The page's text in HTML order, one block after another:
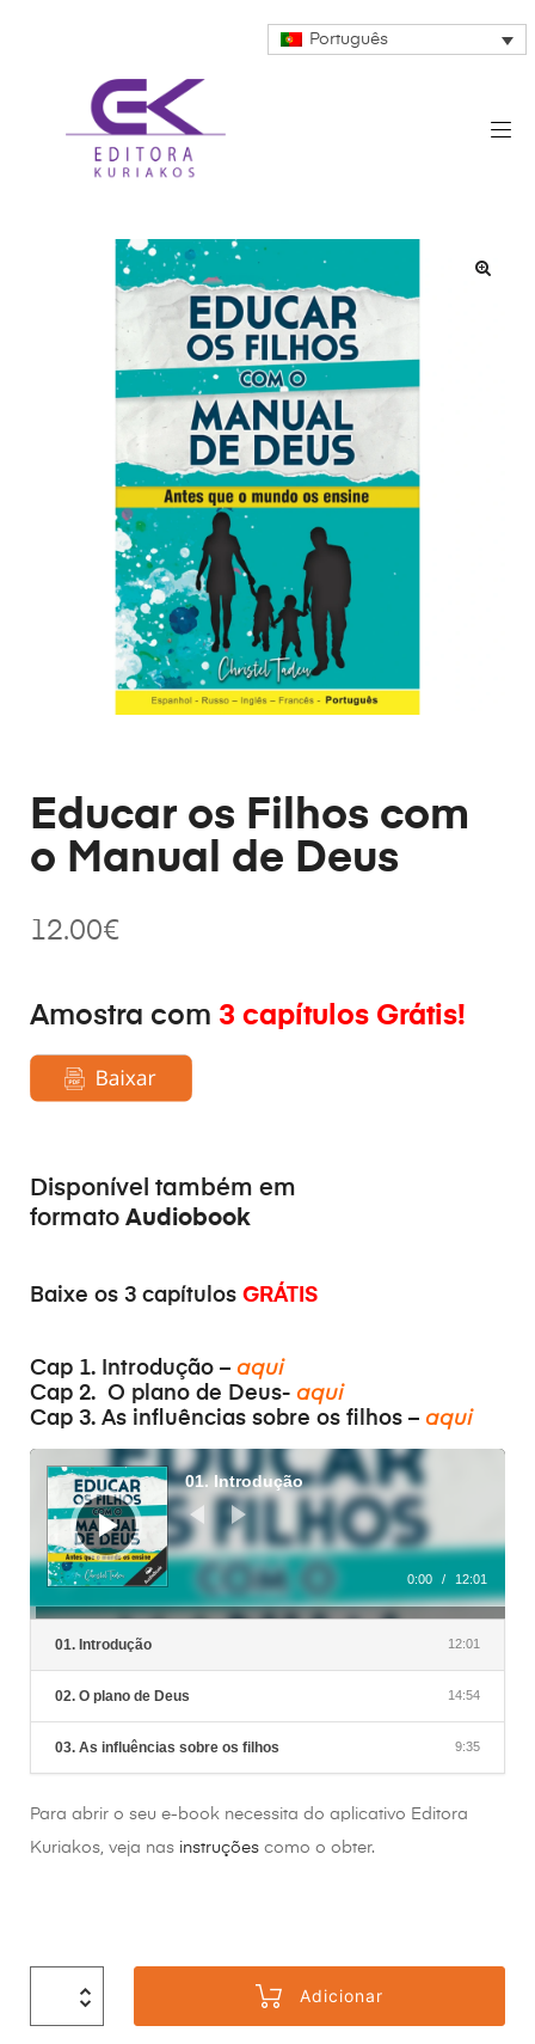
Português
Educar os Filhos com
o Manual de Deus
12.00€
Amostra com 3 capítulos Grátis!
Disponível também em
formato Audiobook
Baixe os 3 capítulos GRÁTIS
Cap 1. Introdução – aqui
Cap 2. O plano de Deus- aqui
Cap 3. As influências sobre os filhos – aqui
Reprodutor
áudio
01. Introdução
0:00 / 12:01
01. Introdução 12:01
02. O plano de Deus 14:54
03. As influências sobre os filhos 9:35
Para abrir o seu e-book necessita do aplicativo Editora
Kuriakos, veja nas instruções como o obter.
Adicionar